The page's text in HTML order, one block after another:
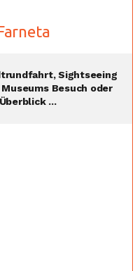
Sightseeing
Besuch oder
...